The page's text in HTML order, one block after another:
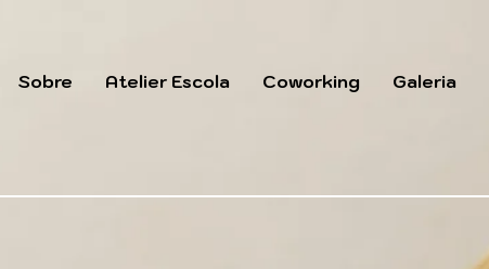
Sobre Atelier Escola Coworking Galeria